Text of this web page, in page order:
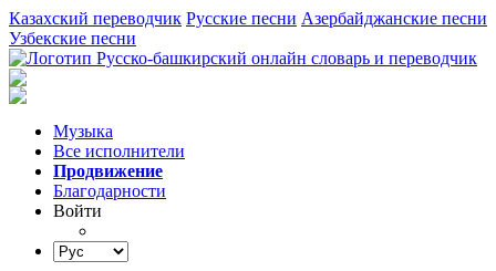
Казахский переводчик Русские песни Азербайджанские песни
Узбекские песни
Музыка
Все исполнители
Продвижение
Благодарности
Войти